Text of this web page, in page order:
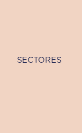
SECTORES